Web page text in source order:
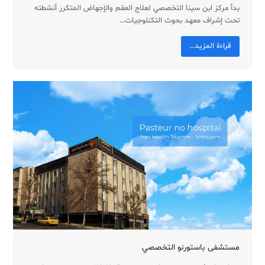
بدأ مرکز ابن سینا التخصصي لعلاج العقم والإجهاض المتکرر أنشطته
تحت إشراف معهد بحوث التکنلوجیات…
قراءة المزيد…
مستشفی باستورنو التخصصي